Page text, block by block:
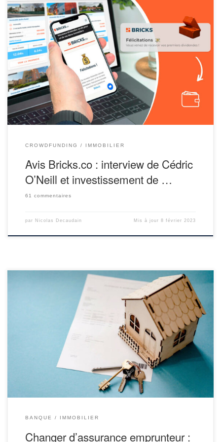
Ces dernières semaines, plusieurs internautes nous ont demandé
notre avis sur la plateforme d’investissement Bricks.co. Il n’est pas
toujours évident de se faire un avis tranché et éclairé sur les
services d’un nouvel acteur. A fortiori quand ce dernier propose un
service réellement nouveau comme c’est le cas de Bricks.co. […]
CROWDFUNDING IMMOBILIER
Avis Bricks.co : interview de Cédric
O’Neill et investissement de …
61 commentaires
par Nicolas Decaudain Mis à jour8 février 2023
Changer d’assurance emprunteur n’a jamais été aussi simple et
rentable pour tous les acheteurs d’immobilier. Pourtant, les
banques se gardent bien d’en parler et continuent de vendre le
package très lucratif (pour elles) du crédit + assurance, donc il faut
être bien informé et connaitre ses droits. On vous explique […]
BANQUE IMMOBILIER
Changer d’assurance emprunteur :